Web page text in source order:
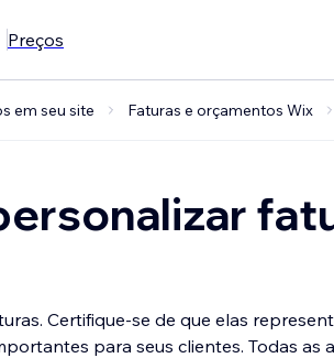
Preços
em seu site Faturas e orçamentos Wix
Certifique-se de que elas
para seus clientes. Todas as